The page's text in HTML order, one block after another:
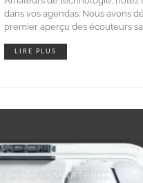
dans vos agendas. Nous avons
premier aperçu des écouteurs
LIRE PLUS